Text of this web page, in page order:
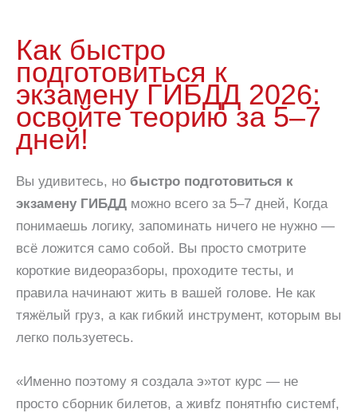
Как быстро
подготовиться к
экзамену ГИБДД 2026:
освойте теорию за 5–7
дней!
Вы удивитесь, но быстро подготовиться к
экзамену ГИБДД можно всего за 5–7 дней, Когда
понимаешь логику, запоминать ничего не нужно —
всё ложится само собой. Вы просто смотрите
короткие видеоразборы, проходите тесты, и
правила начинают жить в вашей голове. Не как
тяжёлый груз, а как гибкий инструмент, которым вы
легко пользуетесь.
«Именно поэтому я создала э»тот курс — не
просто сборник билетов, а живfz понятнfю системf,